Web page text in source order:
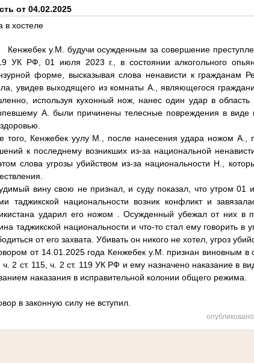
от 04.02.2025
в хостеле
Кенжебек у.М. будучи осужденным за совершение
УК РФ, 01 июля 2023 г., в состоянии алкогольного
форме, высказывая слова ненависти к гражданам
увидев выходящего из комнаты А., являющегося
используя кухонный нож, нанес один удар в
А. были причинены телесные повреждения в виде
того, Кенжебек уулу М., после нанесения удара ножом
к последнему возникших из-за национальной
слова угрозы убийством из-за национальности Н.,
вину свою не признал, и суду показал, что утром
таджикской национальности возник конфликт и
ударил его ножом . Осужденный убежал от них в
таджикской национальности и что-то стал ему говорить
от его захвата. Убивать он никого не хотел, угроз
от 14.01.2025 года Кенжебек у.М. признан виновным в
ч. 2 ст. 115, ч. 2 ст. 119 УК РФ и ему назначено наказание в
наказания в исправительной колонии общего режима.
в законную силу не вступил.